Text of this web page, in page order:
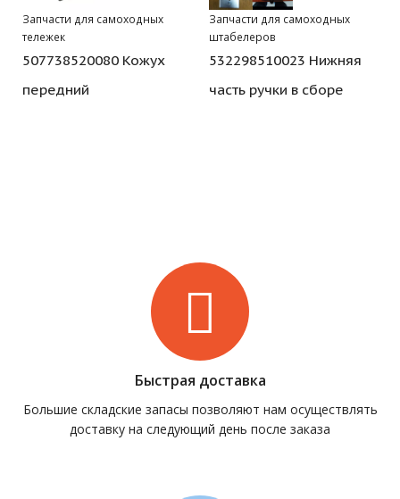
Запчасти для самоходных
тележек
507738520080 Кожух
передний
Запчасти для самоходных
штабелеров
532298510023 Нижняя
часть ручки в сборе
Быстрая доставка
Большие складские запасы позволяют нам осуществлять
доставку на следующий день после заказа